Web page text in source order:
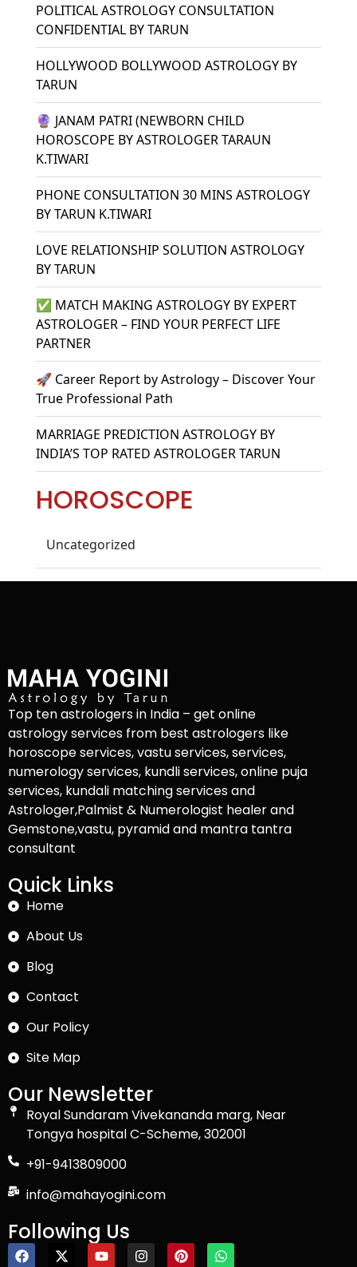
POLITICAL ASTROLOGY CONSULTATION
CONFIDENTIAL BY TARUN
HOLLYWOOD BOLLYWOOD ASTROLOGY BY
TARUN
🔮 JANAM PATRI (NEWBORN CHILD
HOROSCOPE BY ASTROLOGER TARAUN
K.TIWARI
PHONE CONSULTATION 30 MINS ASTROLOGY
BY TARUN K.TIWARI
LOVE RELATIONSHIP SOLUTION ASTROLOGY
BY TARUN
✅ MATCH MAKING ASTROLOGY BY EXPERT
ASTROLOGER – FIND YOUR PERFECT LIFE
PARTNER
🚀 Career Report by Astrology – Discover Your
True Professional Path
MARRIAGE PREDICTION ASTROLOGY BY
INDIA’S TOP RATED ASTROLOGER TARUN
HOROSCOPE
Uncategorized
Top ten astrologers in India – get online
astrology services from best astrologers like
horoscope services, vastu services, services,
numerology services, kundli services, online puja
services, kundali matching services and
Astrologer,Palmist & Numerologist healer and
Gemstone,vastu, pyramid and mantra tantra
consultant
Quick Links
Home
About Us
Blog
Contact
Our Policy
Site Map
Our Newsletter
Royal Sundaram Vivekananda marg, Near
Tongya hospital C-Scheme, 302001
+91-9413809000
info@mahayogini.com
Following Us